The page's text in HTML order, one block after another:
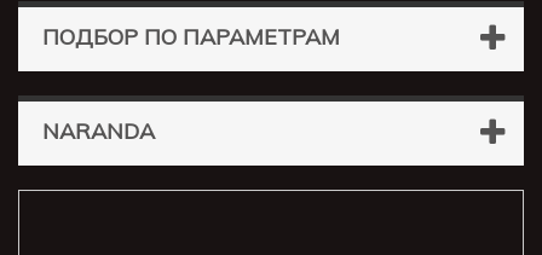
ПОДБОР ПО ПАРАМЕТРАМ
NARANDA